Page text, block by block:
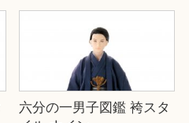
六分の一男子図鑑 袴スタ